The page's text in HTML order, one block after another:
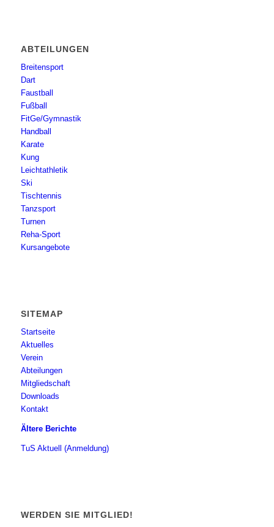
ABTEILUNGEN
Breitensport
Dart
Faustball
Fußball
FitGe/Gymnastik
Handball
Karate
Kung
Leichtathletik
Ski
Tischtennis
Tanzsport
Turnen
Reha-Sport
Kursangebote
SITEMAP
Startseite
Aktuelles
Verein
Abteilungen
Mitgliedschaft
Downloads
Kontakt
Ältere Berichte
TuS Aktuell (Anmeldung)
WERDEN SIE MITGLIED!